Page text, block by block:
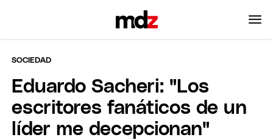
SOCIEDAD
Eduardo Sacheri: "Los
escritores fanáticos de un
líder me decepcionan"